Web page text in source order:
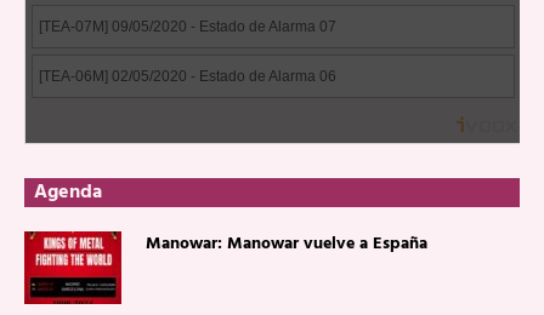
Agenda
Manowar: Manowar vuelve a España